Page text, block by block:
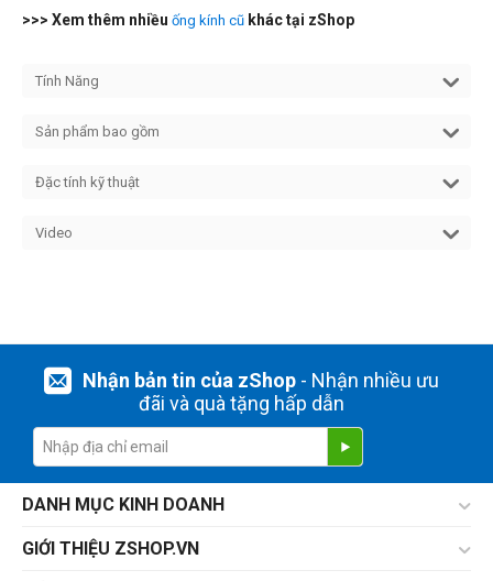
>>> Xem thêm nhiều ống kính cũ khác tại zShop
Tính Năng
Sản phẩm bao gồm
Đặc tính kỹ thuật
Video
Nhận bản tin của zShop- Nhận nhiều ưu
đãi và quà tặng hấp dẫn
DANH MỤC KINH DOANH
GIỚI THIỆU ZSHOP.VN